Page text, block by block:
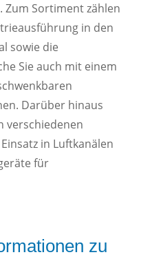
Zum Sortiment zählen
in den
sowie die
Sie auch mit einem
Darüber hinaus
verschiedenen
in Luftkanälen
für
zu